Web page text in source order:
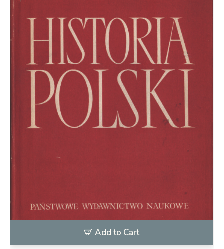
Add to Cart